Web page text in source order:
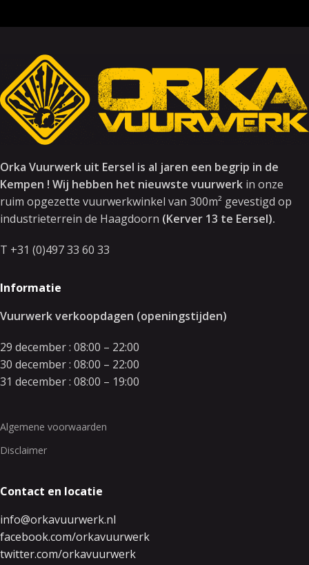
Orka Vuurwerk uit Eersel is al jaren een begrip in de
Kempen ! Wij hebben het nieuwste vuurwerk in onze
ruim opgezette vuurwerkwinkel van 300m² gevestigd op
industrieterrein de Haagdoorn (Kerver 13 te Eersel).
T +31 (0)497 33 60 33
Informatie
Vuurwerk verkoopdagen (openingstijden)
29 december : 08:00 – 22:00
30 december : 08:00 – 22:00
31 december : 08:00 – 19:00
Algemene voorwaarden
Disclaimer
Contact en locatie
info@orkavuurwerk.nl
facebook.com/orkavuurwerk
twitter.com/orkavuurwerk